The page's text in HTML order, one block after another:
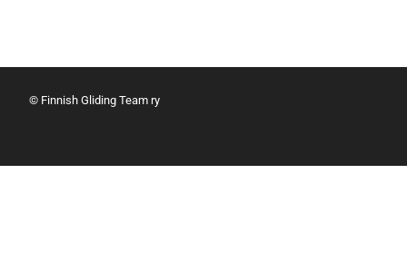
© Finnish Gliding Team ry